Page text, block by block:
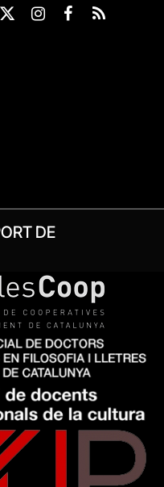
X
Instagram
Facebook
RSS
DE